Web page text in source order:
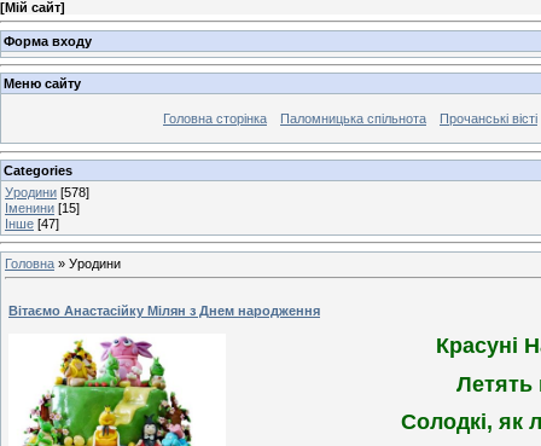
[Мій сайт]
Форма входу
Меню сайту
Головна сторінка Паломницька спільнота Прочанські вісті
Categories
Уродини [578]
Іменини [15]
Інше [47]
Головна » Уродини
Вітаємо Анастасійку Мілян з Днем народження
Красуні
Летять
Солодкі, як